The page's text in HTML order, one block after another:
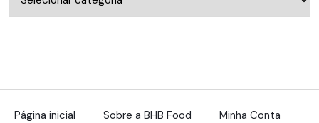
Página inicial Sobre a BHB Food Minha Conta